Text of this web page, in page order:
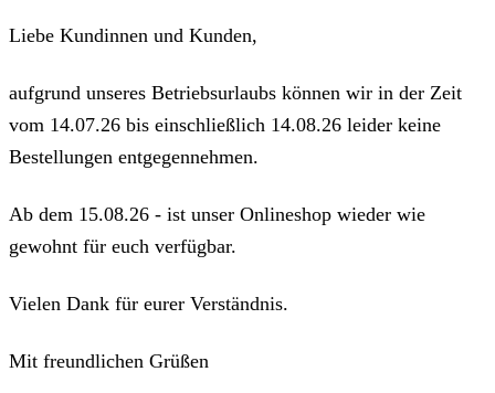
Liebe Kundinnen und Kunden,
aufgrund unseres Betriebsurlaubs können wir in der Zeit
vom 14.07.26 bis einschließlich 14.08.26 leider keine
Bestellungen entgegennehmen.
Ab dem 15.08.26 - ist unser Onlineshop wieder wie
gewohnt für euch verfügbar.
Vielen Dank für eurer Verständnis.
Mit freundlichen Grüßen